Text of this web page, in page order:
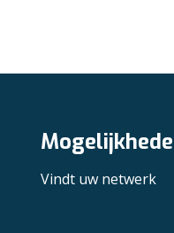
Vindt uw netwerk